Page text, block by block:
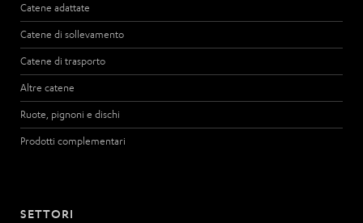
Catene adattate
Catene di sollevamento
Catene di trasporto
Altre catene
Ruote, pignoni e dischi
Prodotti complementari
SETTORI